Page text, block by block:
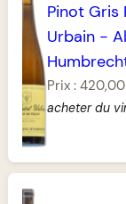
Pinot Gris
Urbain -
Prix :
acheter du